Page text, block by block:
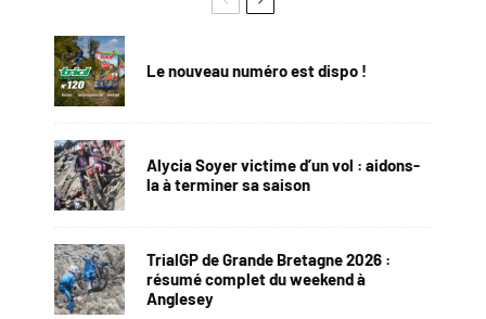
Le nouveau numéro est dispo !
Alycia Soyer victime d’un vol : aidons-
la à terminer sa saison
TrialGP de Grande Bretagne 2026 :
résumé complet du weekend à
Anglesey